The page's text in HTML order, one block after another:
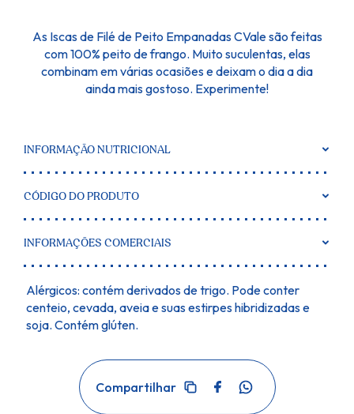
As Iscas de Filé de Peito Empanadas CVale são feitas
com 100% peito de frango. Muito suculentas, elas
combinam em várias ocasiões e deixam o dia a dia
ainda mais gostoso. Experimente!
INFORMAÇÃO NUTRICIONAL
CÓDIGO DO PRODUTO
INFORMAÇÕES COMERCIAIS
Alérgicos: contém derivados de trigo. Pode conter
centeio, cevada, aveia e suas estirpes hibridizadas e
soja. Contém glúten.
Compartilhar
CopiarFacebook
WhatsApp